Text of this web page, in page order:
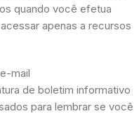
quando você efetua
apenas a recursos
mail
de boletim informativo
​​para lembrar se você